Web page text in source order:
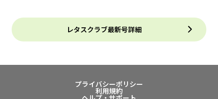
レタスクラブ最新号詳細
プライバシーポリシー
利用規約